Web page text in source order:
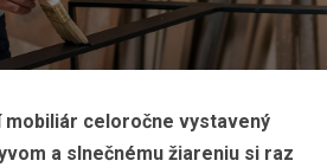
mobiliár celoročne vystavený
a slnečnému žiareniu si raz